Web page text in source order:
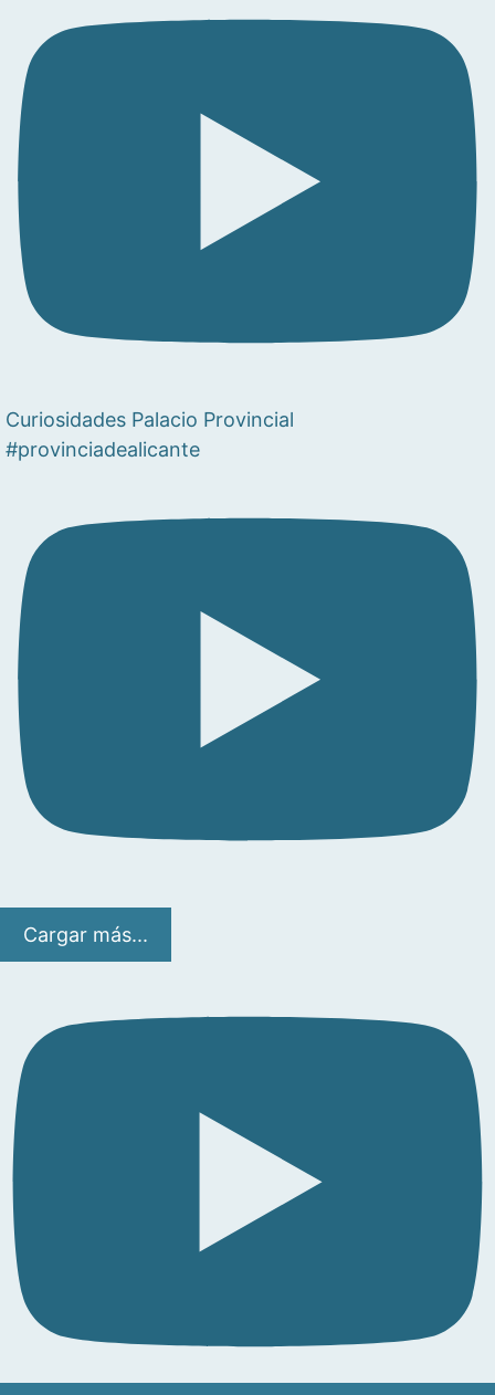
Curiosidades Palacio Provincial
#provinciadealicante
Cargar más...